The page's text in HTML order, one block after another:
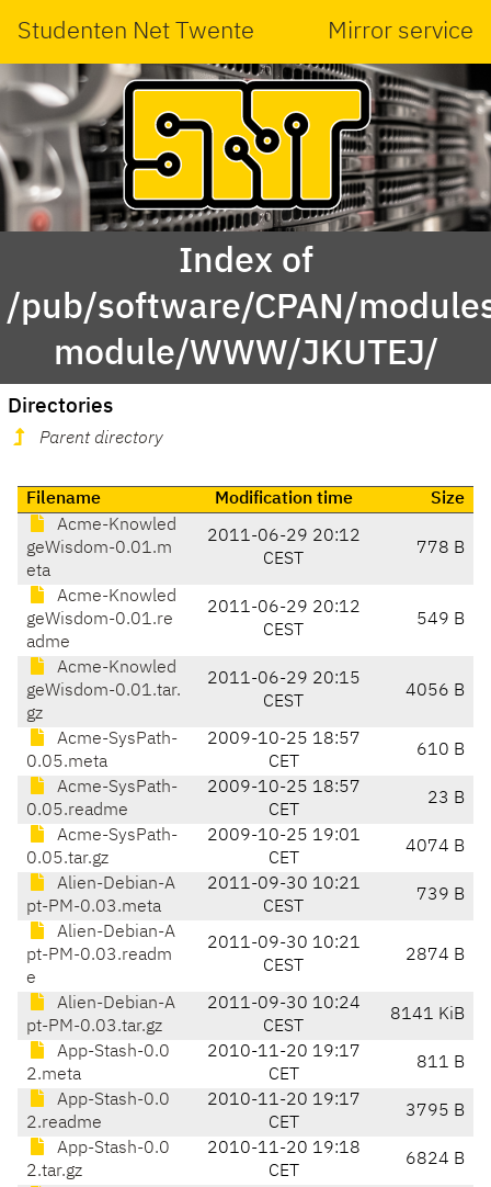
Studenten Net Twente Mirror service
Index of
/pub/software/CPAN/
module/WWW/JKUTEJ/
Directories
Parent directory
Filename Modification time
Size
Acme-Knowled
geWisdom-0.01.m
eta
2011-06-29 20:12
CEST
778 B
Acme-Knowled
geWisdom-0.01.re
adme
2011-06-29 20:12
CEST
549 B
Acme-Knowled
geWisdom-0.01.tar.
gz
2011-06-29 20:15
CEST
4056 B
Acme-SysPath-
0.05.meta
2009-10-25 18:57
CET
610 B
Acme-SysPath-
0.05.readme
2009-10-25 18:57
CET
23 B
Acme-SysPath-
0.05.tar.gz
2009-10-25 19:01
CET
4074 B
Alien-Debian-A
pt-PM-0.03.meta
2011-09-30 10:21
CEST
739 B
Alien-Debian-A
pt-PM-0.03.readm
e
2011-09-30 10:21
CEST
2874 B
Alien-Debian-A
pt-PM-0.03.tar.gz
2011-09-30 10:24
CEST
8141 KiB
App-Stash-0.0
2.meta
2010-11-20 19:17
CET
811 B
App-Stash-0.0
2.readme
2010-11-20 19:17
CET
3795 B
App-Stash-0.0
2.tar.gz
2010-11-20 19:18
CET
6824 B